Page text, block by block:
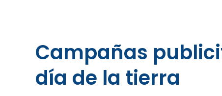
Campañas
día de la tierra